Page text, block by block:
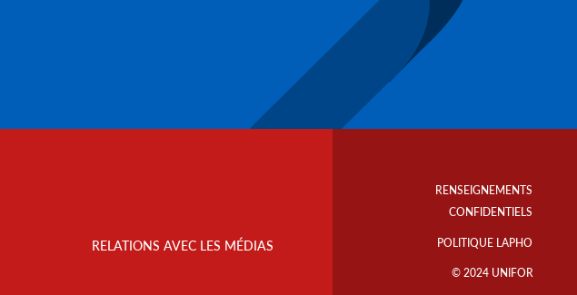
RELATIONS AVEC LES MÉDIAS
RENSEIGNEMENTS
CONFIDENTIELS
POLITIQUE LAPHO
© 2024 UNIFOR